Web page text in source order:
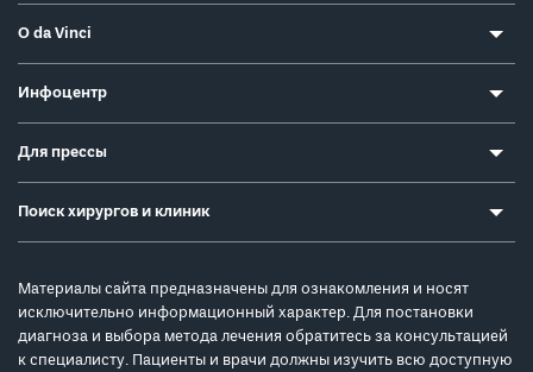
О da Vinci
Инфоцентр
Для прессы
Поиск хирургов и клиник
Материалы сайта предназначены для ознакомления и носят
исключительно информационный характер. Для постановки
диагноза и выбора метода лечения обратитесь за консультацией
к специалисту. Пациенты и врачи должны изучить всю доступную